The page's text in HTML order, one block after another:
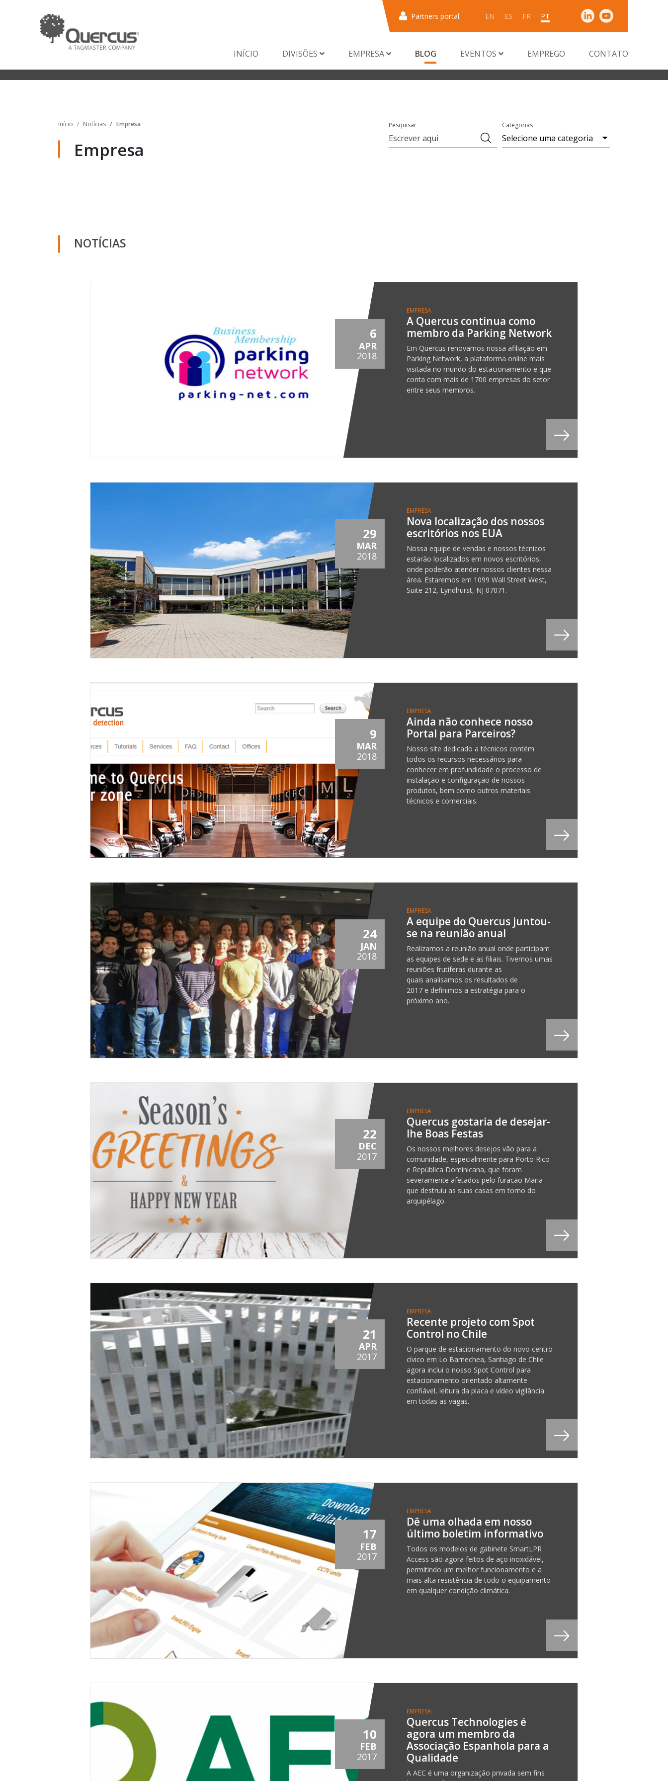
Partners portal EN ES FR PT
INÍCIO DIVISÕES EMPRESA BLOG EVENTOS EMPREGO CONTATO
Início Notícias Empresa
Empresa
Pesquisar Categorias
NOTÍCIAS
EMPRESA
6
APR
2018
A Quercus continua como
membro da Parking Network
Em Quercus renovamos nossa afiliação em
Parking Network, a plataforma online mais
visitada no mundo do estacionamento e que
conta com mais de 1700 empresas do setor
entre seus membros.
EMPRESA
29
MAR
2018
Nova localização dos nossos
escritórios nos EUA
Nossa equipe de vendas e nossos técnicos
estarão localizados em novos escritórios,
onde poderão atender nossos clientes nessa
área. Estaremos em 1099 Wall Street West,
Suite 212, Lyndhurst, NJ 07071.
EMPRESA
9
MAR
2018
Ainda não conhece nosso
Portal para Parceiros?
Nosso site dedicado a técnicos contém
todos os recursos necessários para
conhecer em profundidade o processo de
instalação e configuração de nossos
produtos, bem como outros materiais
técnicos e comerciais.
EMPRESA
24
JAN
2018
A equipe do Quercus juntou-
se na reunião anual
Realizamos a reunião anual onde participam
as equipes de sede e as filiais. Tivemos umas
reuniões frutíferas durante as
quais analisamos os resultados de
2017 e definimos a estratégia para o
próximo ano.
EMPRESA
22
DEC
2017
Quercus gostaria de desejar-
lhe Boas Festas
Os nossos melhores desejos vão para a
comunidade, especialmente para Porto Rico
e República Dominicana, que foram
severamente afetados pelo furacão Maria
que destruiu as suas casas em torno do
arquipélago.
EMPRESA
21
APR
2017
Recente projeto com Spot
Control no Chile
O parque de estacionamento do novo centro
cívico em Lo Barnechea, Santiago de Chile
agora inclui o nosso Spot Control para
estacionamento orientado altamente
confiável, leitura da placa e vídeo vigilância
em todas as vagas.
EMPRESA
17
FEB
2017
Dê uma olhada em nosso
último boletim informativo
Todos os modelos de gabinete SmartLPR
Access são agora feitos de aço inoxidável,
permitindo um melhor funcionamento e a
mais alta resistência de todo o equipamento
em qualquer condição climática.
EMPRESA
10
FEB
2017
Quercus Technologies é
agora um membro da
Associação Espanhola para a
Qualidade
A AEC é uma organização privada sem fins